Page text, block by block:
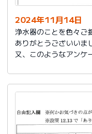
2024年11月14日
浄水器のことを色々ご
ありがとうございいま
又、このようなアンケ